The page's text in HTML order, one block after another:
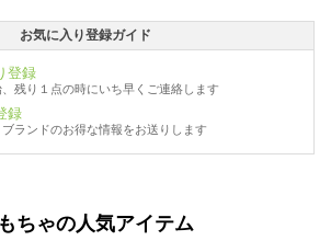
お気に入り登録ガイド
登録
残り１点の時にいち早くご連絡します
録
ランドのお得な情報をお送りします
ちゃの人気アイテム